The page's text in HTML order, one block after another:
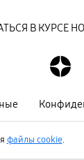
В КУРСЕ
файлы cookie.